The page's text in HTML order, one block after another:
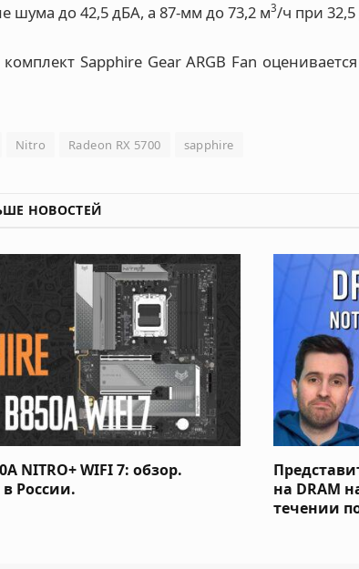
шума до 42,5 дБА, а 87-мм до 73,2 м3/ч при
Sapphire Gear ARGB Fan
Nitro Radeon RX 5700 sapphire
НОВОСТЕЙ
NITRO+ WIFI 7: обзор.
России.
на DRAM
течении